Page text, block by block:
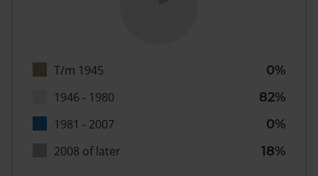
T/m 1945
0%
1946 - 1980
82%
1981 - 2007
0%
2008 of later
18%